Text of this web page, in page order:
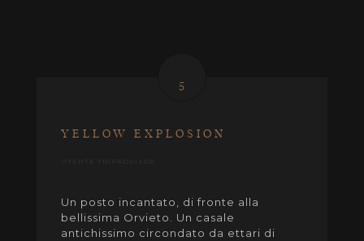
YELLOW EXPLOSION
Un posto incantato, di fronte alla
bellissima Orvieto. Un casale
antichissimo circondato da ettari di
5